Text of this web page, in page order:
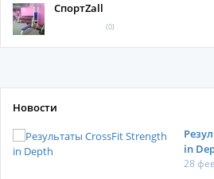
СпортZall
(0)
Новости
in
28